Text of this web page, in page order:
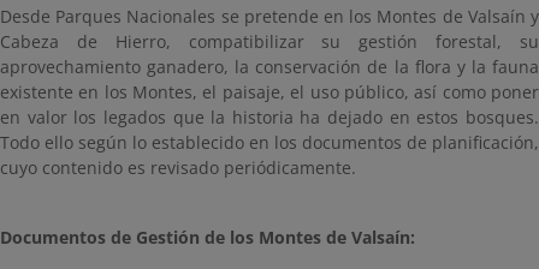
Desde Parques Nacionales se pretende en los Montes de Valsaín y
Cabeza de Hierro, compatibilizar su gestión forestal, su
aprovechamiento ganadero, la conservación de la flora y la fauna
existente en los Montes, el paisaje, el uso público, así como poner
en valor los legados que la historia ha dejado en estos bosques.
Todo ello según lo establecido en los documentos de planificación,
cuyo contenido es revisado periódicamente.
Documentos de Gestión de los Montes de Valsaín: